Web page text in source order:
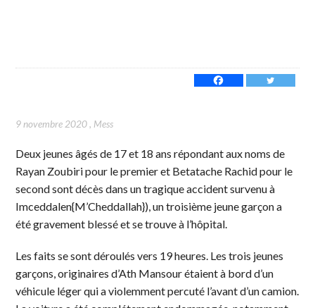
9 novembre 2020, Mess
Deux jeunes âgés de 17 et 18 ans répondant aux noms de
Rayan Zoubiri pour le premier et Betatache Rachid pour le
second sont décès dans un tragique accident survenu à
Imceddalen{M’Cheddallah}), un troisième jeune garçon a
été gravement blessé et se trouve à l’hôpital.
Les faits se sont déroulés vers 19 heures. Les trois jeunes
garçons, originaires d’Ath Mansour étaient à bord d’un
véhicule léger qui a violemment percuté l’avant d’un camion.